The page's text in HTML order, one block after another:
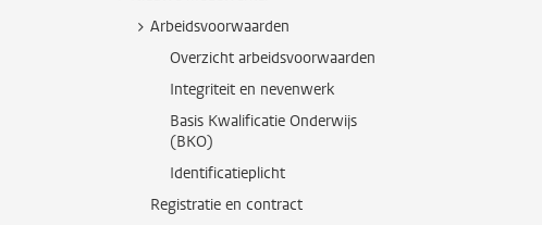
Arbeidsvoorwaarden
Overzicht arbeidsvoorwaarden
Integriteit en nevenwerk
Basis Kwalificatie Onderwijs
(BKO)
Identificatieplicht
Registratie en contract